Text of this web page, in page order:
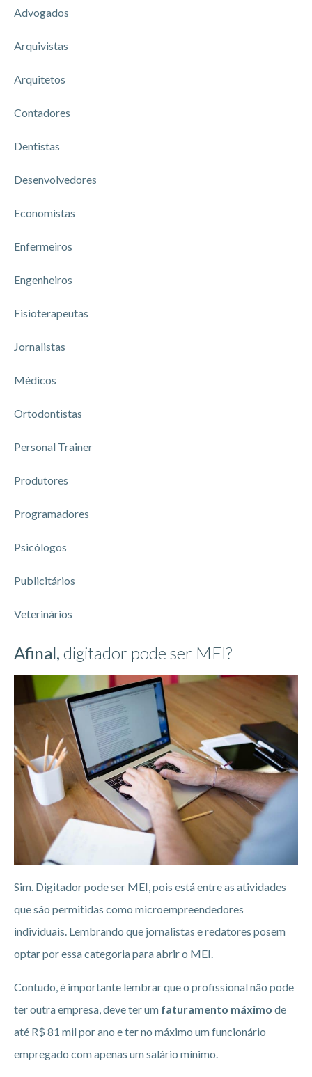
Advogados
Arquivistas
Arquitetos
Contadores
Dentistas
Desenvolvedores
Economistas
Enfermeiros
Engenheiros
Fisioterapeutas
Jornalistas
Médicos
Ortodontistas
Personal Trainer
Produtores
Programadores
Psicólogos
Publicitários
Veterinários
Afinal, digitador pode ser MEI?
Sim. Digitador pode ser MEI, pois está entre as atividades
que são permitidas como microempreendedores
individuais. Lembrando que jornalistas e redatores posem
optar por essa categoria para abrir o MEI.
Contudo, é importante lembrar que o profissional não pode
ter outra empresa, deve ter um faturamento máximo de
até R$ 81 mil por ano e ter no máximo um funcionário
empregado com apenas um salário mínimo.